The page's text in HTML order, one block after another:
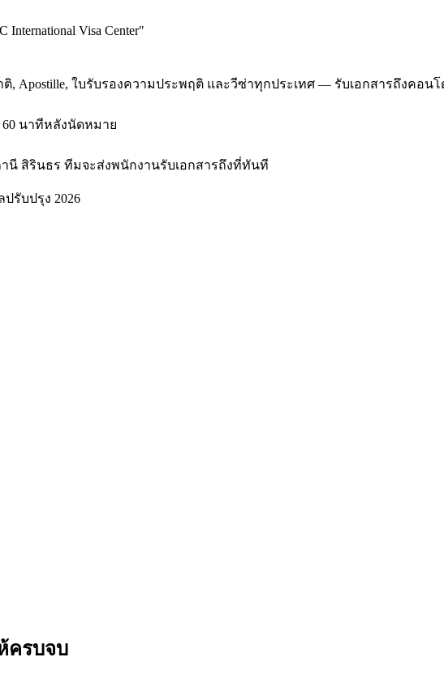
Visa Center"
ติ, Apostille, ใบรับรองความประพฤติ และวีซ่าทุกประเทศ — รับเอกสารถึงคอน
60 นาทีหลังนัดหมาย
านี สิรินธร ทีมจะส่งพนักงานรับเอกสารถึงที่ทันที
ปรับปรุง 2026
ครบจบ